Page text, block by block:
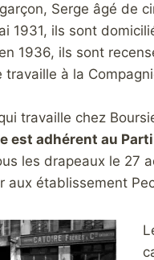
Serge âgé de
1931, ils sont
1936, ils sont
travaille à la
travaille chez
est adhérent au
les drapeaux le 27
aux établissement